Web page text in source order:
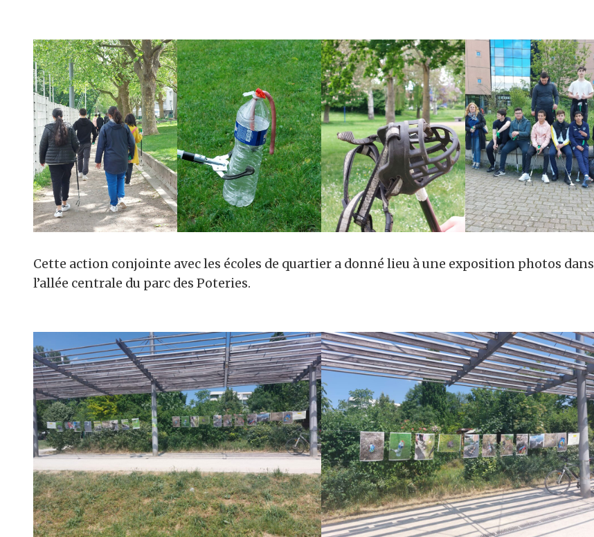
Cette action conjointe avec les écoles de quartier a donné lieu à une exposition photos dans
l’allée centrale du parc des Poteries.